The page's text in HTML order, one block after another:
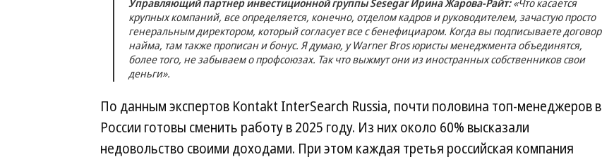
Управляющий партнер инвестиционной группы Sesegar Ирина Жарова-Райт:«Что касается
крупных компаний, все определяется, конечно, отделом кадров и руководителем, зачастую просто
генеральным директором, который согласует все с бенефициаром. Когда вы подписываете договор
найма, там также прописан и бонус. Я думаю, у Warner Bros юристы менеджмента объединятся,
более того, не забываем о профсоюзах. Так что выжмут они из иностранных собственников свои
деньги».
По данным экспертов Kontakt InterSearch Russia, почти половина топ-менеджеров в
России готовы сменить работу в 2025 году. Из них около 60% высказали
недовольство своими доходами. При этом каждая третья российская компания